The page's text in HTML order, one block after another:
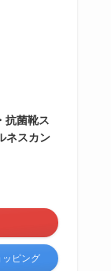
抗菌靴ス
ネスカン
ピング